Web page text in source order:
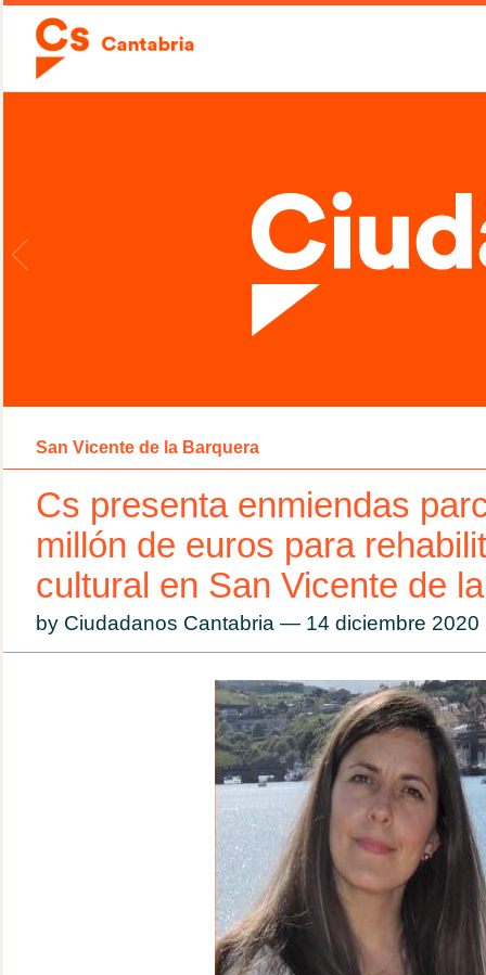
San Vicente de la Barquera
Cs presenta enmiendas
millón de euros para
cultural en San Vicente de
by Ciudadanos Cantabria — 14 diciembre